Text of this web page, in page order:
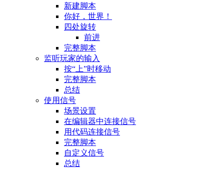
新建脚本
你好，世界！
四处旋转
前进
完整脚本
监听玩家的输入
按“上”时移动
完整脚本
总结
使用信号
场景设置
在编辑器中连接信号
用代码连接信号
完整脚本
自定义信号
总结